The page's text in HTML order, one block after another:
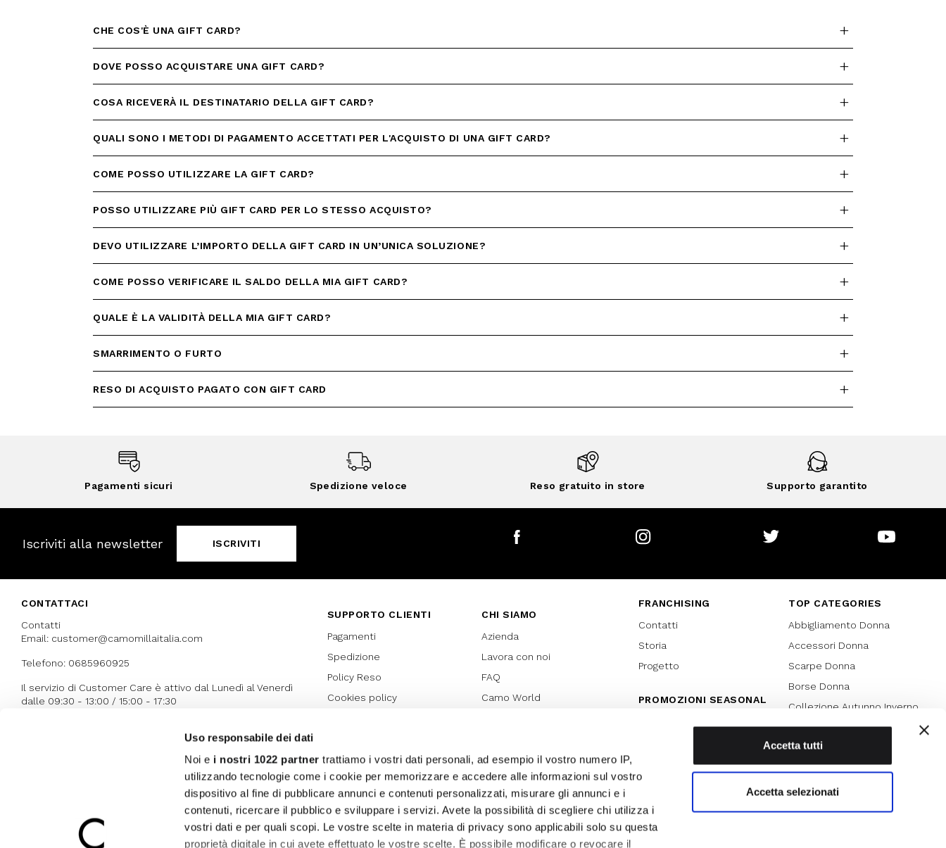
Uso responsabile dei dati
Noi e i nostri 1022 partner trattiamo i vostri dati personali, ad esempio il vostro numero IP,
utilizzando tecnologie come i cookie per memorizzare e accedere alle informazioni sul vostro
dispositivo al fine di pubblicare annunci e contenuti personalizzati, misurare gli annunci e i
contenuti, ricercare il pubblico e sviluppare i servizi. Avete la possibilità di scegliere chi utilizza i
vostri dati e per quali scopi. Le vostre scelte in materia di privacy sono applicabili solo su questa
proprietà digitale in cui avete effettuato le vostre scelte. È possibile modificare o revocare il
Accetta tutti
Accetta selezionati
CHE COS'È UNA GIFT CARD?
DOVE POSSO ACQUISTARE UNA GIFT CARD?
COSA RICEVERÀ IL DESTINATARIO DELLA GIFT CARD?
QUALI SONO I METODI DI PAGAMENTO ACCETTATI PER L'ACQUISTO DI UNA GIFT CARD?
COME POSSO UTILIZZARE LA GIFT CARD?
POSSO UTILIZZARE PIÙ GIFT CARD PER LO STESSO ACQUISTO?
DEVO UTILIZZARE L’IMPORTO DELLA GIFT CARD IN UN’UNICA SOLUZIONE?
COME POSSO VERIFICARE IL SALDO DELLA MIA GIFT CARD?
QUALE È LA VALIDITÀ DELLA MIA GIFT CARD?
SMARRIMENTO O FURTO
RESO DI ACQUISTO PAGATO CON GIFT CARD
Pagamenti sicuri Spedizione veloce Reso gratuito in store Supporto garantito
Iscriviti alla newsletter ISCRIVITI
QUESTO SITO È PROTETTO DA RECAPTCHA E SI APPLICANO LE NORME SULLA
ISCRIVITI
CONTATTACI
Contatti
Email: customer@camomillaitalia.com
Telefono: 0685960925
Il servizio di Customer Care è attivo dal Lunedì al Venerdì
dalle 09:30 - 13:00 / 15:00 - 17:30
SUPPORTO CLIENTI
Pagamenti
Spedizione
Policy Reso
Cookies policy
Regolamento Promozioni
Lover Card
Regolamento My Lovely
Garden
Privacy
CHI SIAMO
Azienda
Lavora con noi
FAQ
Camo World
Bilancio di sostenibilità 2022
FRANCHISING
Contatti
Storia
Progetto
PROMOZIONI SEASONAL
Armocromia
TOP CATEGORIES
Abbigliamento Donna
Accessori Donna
Scarpe Donna
Borse Donna
Collezione Autunno Inverno
Collezione Primavera Estate
SPECIAL PROMOTION
Saldi
Saldi 70%
Saldi 60%